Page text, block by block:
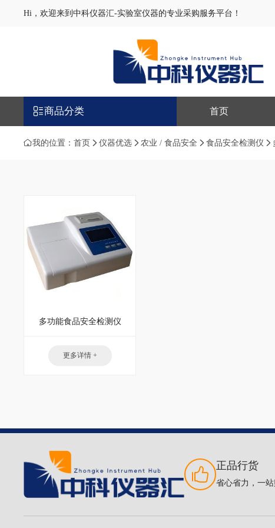
Hi，欢迎来到中科仪器汇-实验室仪器的专业采购服务平台！
商品分类 首页
我的位置：首页 仪器优选 农业 / 食品安全 食品安全检测仪
多功能食品安全检测仪
更多详情 +
正品行货
省心省力，一站